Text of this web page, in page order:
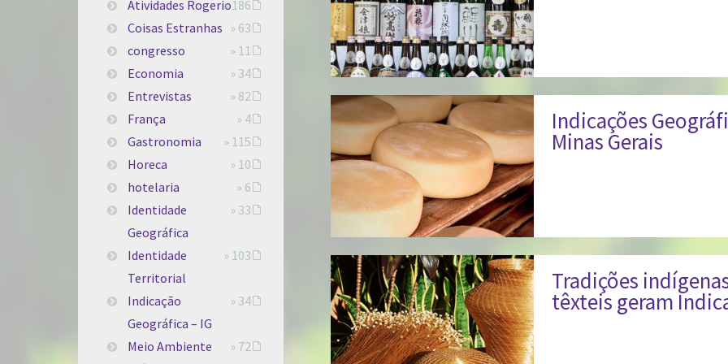
Indicações
Minas Gerais
Tradições
têxteis geram
Atividades Rogerio» 186
Coisas Estranhas » 63
congresso
» 11
Economia
» 34
Entrevistas
» 82
França
» 4
Gastronomia
» 115
Horeca
» 10
hotelaria
» 6
Identidade
Geográfica
» 33
Identidade
Territorial
» 103
Indicação
Geográfica – IG
» 34
Meio Ambiente
» 72